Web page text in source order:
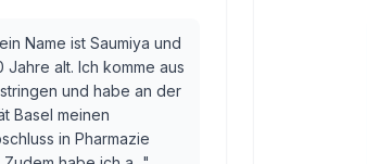
Name ist Saumiya und
Jahre alt. Ich komme aus
und habe an der
Basel meinen
in Pharmazie